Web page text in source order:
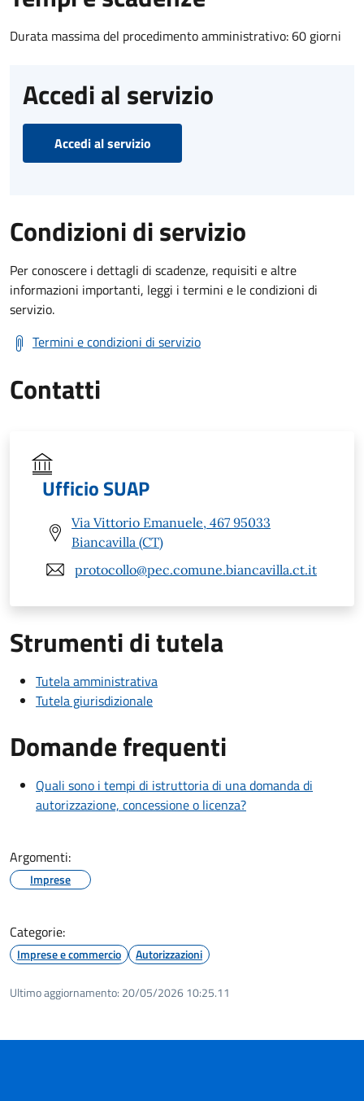
Durata massima del procedimento amministrativo: 60 giorni
Accedi al servizio
Accedi al servizio
Condizioni di servizio
Per conoscere i dettagli di scadenze, requisiti e altre
informazioni importanti, leggi i termini e le condizioni di
servizio.
Termini e condizioni di servizio
Contatti
Ufficio SUAP
Via Vittorio Emanuele, 467 95033
Biancavilla (CT)
protocollo@pec.comune.biancavilla.ct.it
Strumenti di tutela
Tutela amministrativa
Tutela giurisdizionale
Domande frequenti
Quali sono i tempi di istruttoria di una domanda di
autorizzazione, concessione o licenza?
Argomenti:
Imprese
Categorie:
Imprese e commercio Autorizzazioni
Ultimo aggiornamento: 20/05/2026 10:25.11